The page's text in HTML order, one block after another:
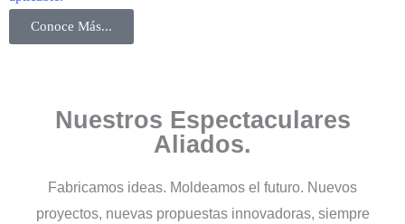
Conoce Más...
Nuestros Espectaculares
Aliados.
Fabricamos ideas. Moldeamos el futuro. Nuevos
proyectos, nuevas propuestas innovadoras, siempre